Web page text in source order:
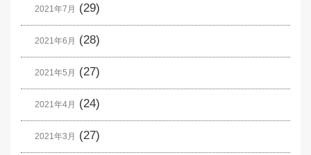
2021年7月 (29)
2021年6月 (28)
2021年5月 (27)
2021年4月 (24)
2021年3月 (27)